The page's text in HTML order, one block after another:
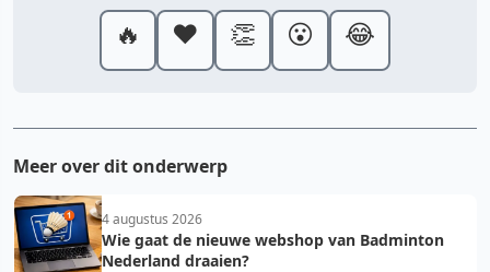
🔥 ❤️ 👏 😮 😂
Meer over dit onderwerp
4 augustus 2026
Wie gaat de nieuwe webshop van Badminton
Nederland draaien?